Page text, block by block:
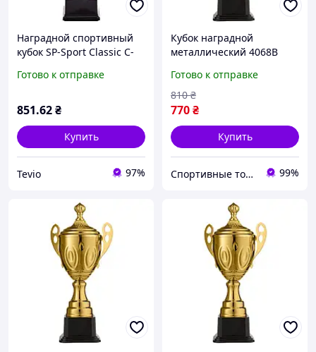
Наградной спортивный
кубок SP-Sport Classic C-
для турниров
Готово к отправке
851.62₴
Купить
Tevio 97%
Кубок наградной
металлический 4068B
Готово к отправке
770₴
810 ₴
Купить
Спортивные товары Artemic 99%